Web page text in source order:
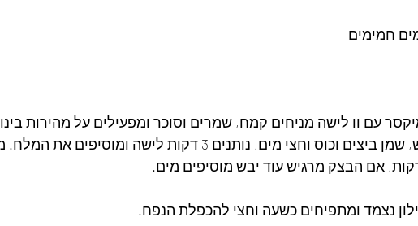
עם וו לישה מניחים קמח, שמרים וסוכר ומפעילים על מהירות
מוסיפים דבש, שמן ביצים וכוס וחצי מים, נותנים 3 דקות לישה
אם הבצק מרגיש עוד יבש מוסיפים מים.